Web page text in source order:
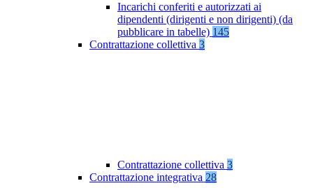
Incarichi conferiti e autorizzati ai
dipendenti (dirigenti e non dirigenti) (da
pubblicare in tabelle) 145
Contrattazione collettiva 3
Contrattazione collettiva 3
Contrattazione integrativa 28